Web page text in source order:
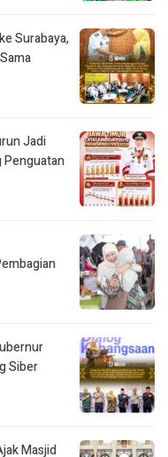
Surabaya,
Jadi
Penguatan
Siber
Masjid